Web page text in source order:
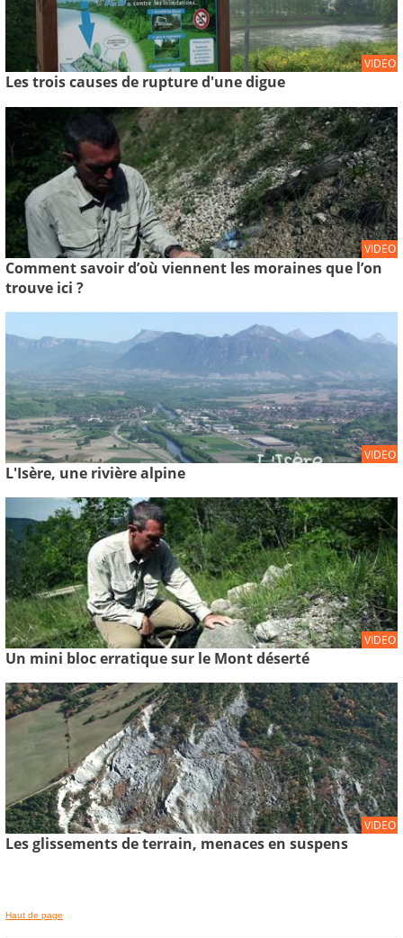
VIDEO
Les trois causes de rupture d'une digue
VIDEO
Comment savoir d’où viennent les moraines que l’on
trouve ici ?
VIDEO
L'Isère, une rivière alpine
VIDEO
Un mini bloc erratique sur le Mont déserté
VIDEO
Les glissements de terrain, menaces en suspens
Haut de page